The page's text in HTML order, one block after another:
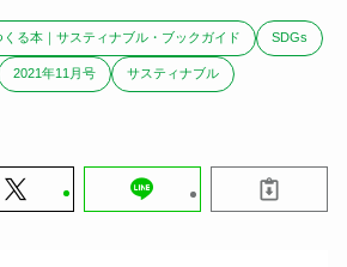
る本｜サスティナブル・ブックガイド SDGs
2021年11月号 サスティナブル